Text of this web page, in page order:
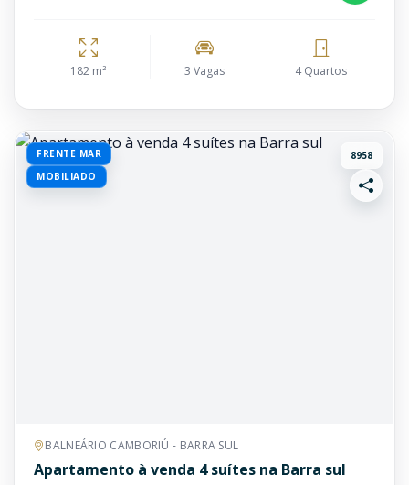
182 m² 3 Vagas 4 Quartos
FRENTE MAR
MOBILIADO
8958
BALNEÁRIO CAMBORIÚ - BARRA SUL
Apartamento à venda 4 suítes na Barra sul